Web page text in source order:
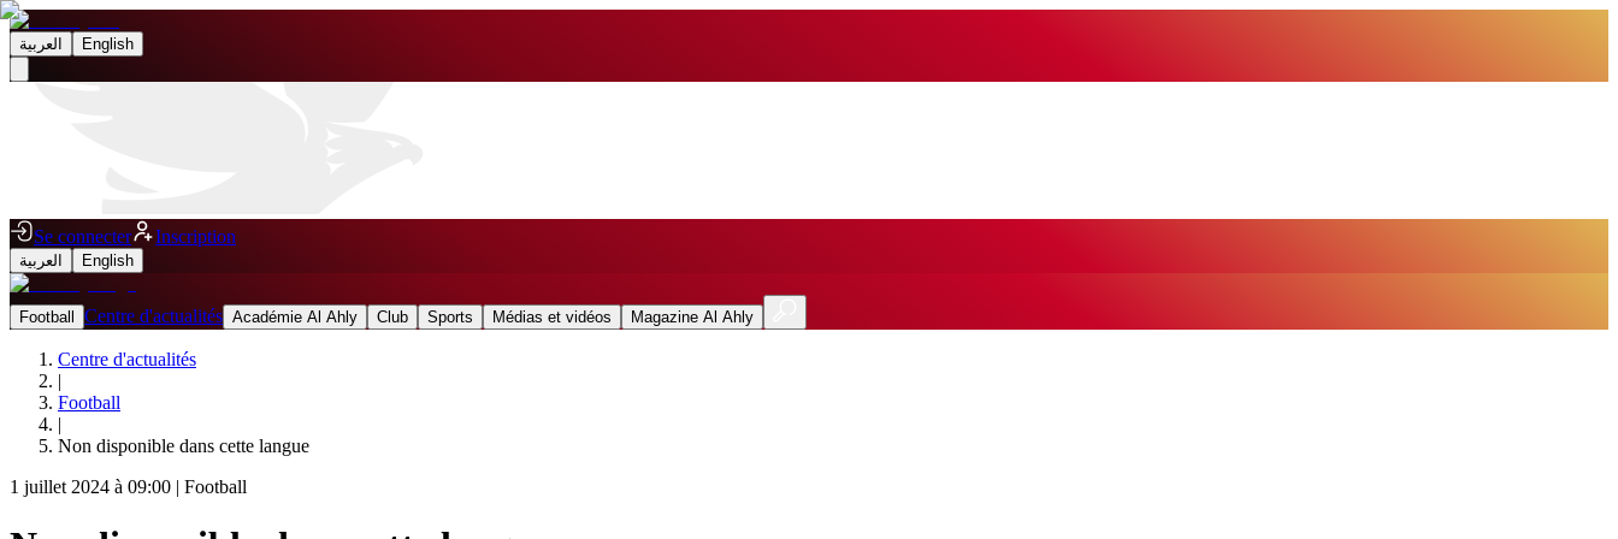
العربية English
Se connecter Inscription
العربية English
Football Centre d'actualités Académie Al Ahly Club Sports Médias et vidéos Magazine Al Ahly
Centre d'actualités
|
Football
|
Non disponible dans cette langue
1 juillet 2024 à 09:00 | Football